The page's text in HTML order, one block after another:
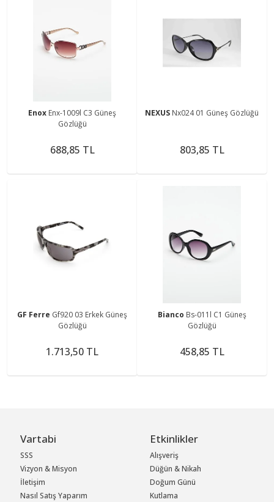
Enox Enx-1009l C3 Güneş
Gözlüğü
688,85 TL
NEXUS Nx024 01 Güneş Gözlüğü
803,85 TL
GF Ferre Gf920 03 Erkek Güneş
Gözlüğü
1.713,50 TL
Bianco Bs-011l C1 Güneş
Gözlüğü
458,85 TL
Vartabi
SSS
Vizyon & Misyon
İletişim
Nasıl Satış Yaparım
Etkinlikler
Alışveriş
Düğün & Nikah
Doğum Günü
Kutlama